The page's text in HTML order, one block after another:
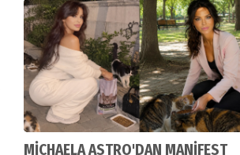
MİCHAELA ASTRO'DAN MANİFEST